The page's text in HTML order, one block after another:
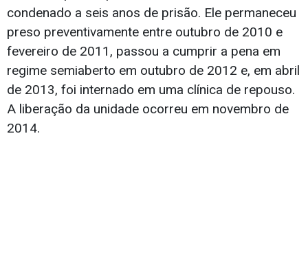
condenado a seis anos de prisão. Ele permaneceu
preso preventivamente entre outubro de 2010 e
fevereiro de 2011, passou a cumprir a pena em
regime semiaberto em outubro de 2012 e, em abril
de 2013, foi internado em uma clínica de repouso.
A liberação da unidade ocorreu em novembro de
2014.